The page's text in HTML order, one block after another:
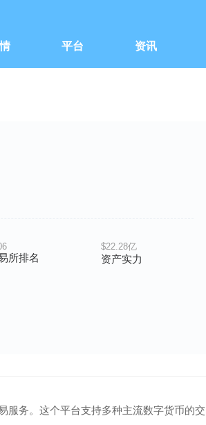
平台 资讯
所排名
$22.28亿
资产实力
服务。这个平台支持多种主流数字货币的交